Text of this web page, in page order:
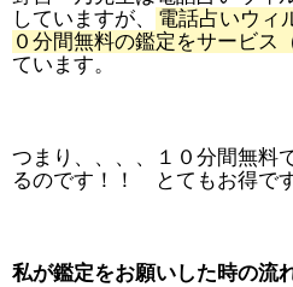
していますが、
電話占いウィ
０分間無料の鑑定をサービス
ています。
つまり、、、、１０分間無料
るのです！！ とてもお得です
私が鑑定をお願いした時の流